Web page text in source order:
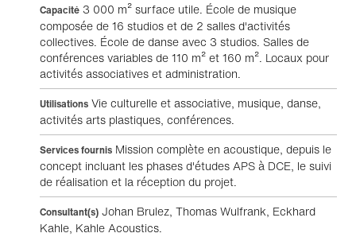
Capacité 3 000 m² surface utile. École de musique
composée de 16 studios et de 2 salles d'activités
collectives. École de danse avec 3 studios. Salles de
conférences variables de 110 m² et 160 m². Locaux pour
activités associatives et administration.
Utilisations Vie culturelle et associative, musique, danse,
activités arts plastiques, conférences.
Services fournis Mission complète en acoustique, depuis le
concept incluant les phases d'études APS à DCE, le suivi
de réalisation et la réception du projet.
Consultant(s) Johan Brulez, Thomas Wulfrank, Eckhard
Kahle, Kahle Acoustics.